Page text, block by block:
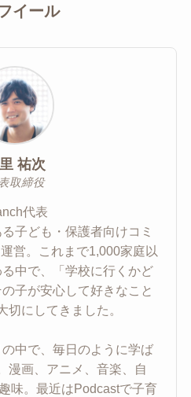
イール
祐次
取締役
代表
子ども・保護者向けコミ
営。これまで1,000家庭以
る中で、「学校に行くかど
子が安心して好きなこと
切にしてきました。
中で、毎日のように学ば
漫画、アニメ、音楽、自
味。最近はPodcastで子育